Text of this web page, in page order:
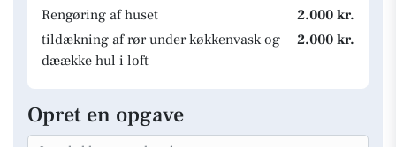
Rengøring af huset
2.000 kr.
tildækning af rør under køkkenvask og
dæække hul i loft
2.000 kr.
Opret en opgave